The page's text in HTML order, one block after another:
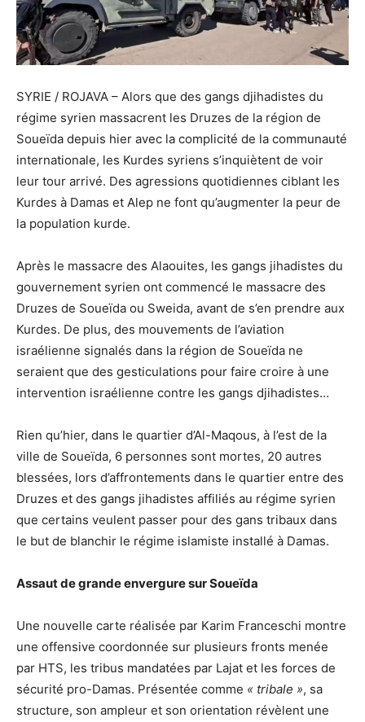
SYRIE / ROJAVA – Alors que des gangs djihadistes du
régime syrien massacrent les Druzes de la région de
Soueïda depuis hier avec la complicité de la communauté
internationale, les Kurdes syriens s’inquiètent de voir
leur tour arrivé. Des agressions quotidiennes ciblant les
Kurdes à Damas et Alep ne font qu’augmenter la peur de
la population kurde.
Après le massacre des Alaouites, les gangs jihadistes du
gouvernement syrien ont commencé le massacre des
Druzes de Soueïda ou Sweida, avant de s’en prendre aux
Kurdes. De plus, des mouvements de l’aviation
israélienne signalés dans la région de Soueïda ne
seraient que des gesticulations pour faire croire à une
intervention israélienne contre les gangs djihadistes…
Rien qu’hier, dans le quartier d’Al-Maqous, à l’est de la
ville de Soueïda, 6 personnes sont mortes, 20 autres
blessées, lors d’affrontements dans le quartier entre des
Druzes et des gangs jihadistes affiliés au régime syrien
que certains veulent passer pour des gans tribaux dans
le but de blanchir le régime islamiste installé à Damas.
Assaut de grande envergure sur Soueïda
Une nouvelle carte réalisée par Karim Franceschi montre
une offensive coordonnée sur plusieurs fronts menée
par HTS, les tribus mandatées par Lajat et les forces de
sécurité pro-Damas. Présentée comme « tribale », sa
structure, son ampleur et son orientation révèlent une